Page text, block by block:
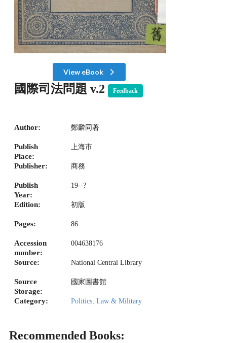
View eBook
國際司法問題 v.2 Feedback
Author: 鄭麟同著
Publish
Place:
上海市
Publisher: 商務
Publish
Year:
19--?
Edition: 初版
Pages: 86
Accession
number:
004638176
Source: National Central Library
Source
Storage:
國家圖書館
Category: Politics, Law & Military
Recommended Books: